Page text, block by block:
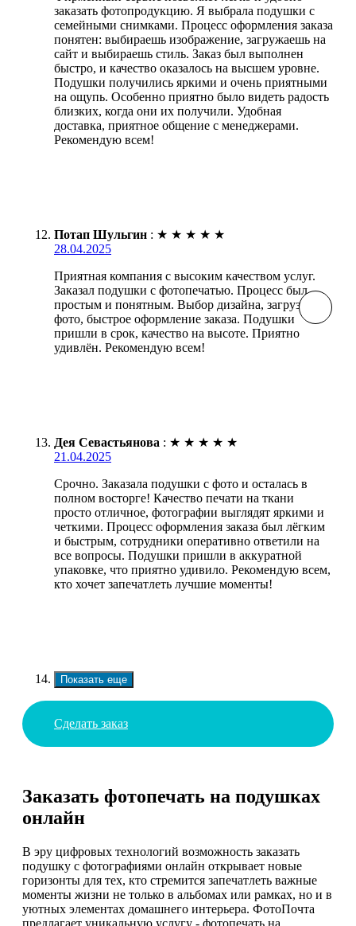
заказать фотопродукцию. Я выбрала подушки с
семейными снимками. Процесс оформления заказа
понятен: выбираешь изображение, загружаешь на
сайт и выбираешь стиль. Заказ был выполнен
быстро, и качество оказалось на высшем уровне.
Подушки получились яркими и очень приятными
на ощупь. Особенно приятно было видеть радость
близких, когда они их получили. Удобная
доставка, приятное общение с менеджерами.
Рекомендую всем!
Потап Шульгин : ★ ★ ★ ★ ★
28.04.2025
Приятная компания с высоким качеством услуг.
Заказал подушки с фотопечатью. Процесс был
простым и понятным. Выбор дизайна, загрузка
фото, быстрое оформление заказа. Подушки
пришли в срок, качество на высоте. Приятно
удивлён. Рекомендую всем!
Дея Севастьянова : ★ ★ ★ ★ ★
21.04.2025
Срочно. Заказала подушки с фото и осталась в
полном восторге! Качество печати на ткани
просто отличное, фотографии выглядят яркими и
четкими. Процесс оформления заказа был лёгким
и быстрым, сотрудники оперативно ответили на
все вопросы. Подушки пришли в аккуратной
упаковке, что приятно удивило. Рекомендую всем,
кто хочет запечатлеть лучшие моменты!
Показать еще
Сделать заказ
Заказать фотопечать на подушках
онлайн
В эру цифровых технологий возможность заказать
подушку с фотографиями онлайн открывает новые
горизонты для тех, кто стремится запечатлеть важные
моменты жизни не только в альбомах или рамках, но и в
уютных элементах домашнего интерьера. ФотоПочта